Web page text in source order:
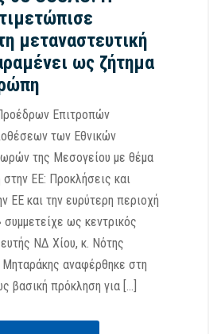
μεταναστευτική
ως ζήτημα
Επιτροπών
των Εθνικών
της Μεσογείου με θέμα
ΕΕ: Προκλήσεις και
ΕΕ και την ευρύτερη περιοχή
ως κεντρικός
ΝΔ Χίου, κ. Νότης
αναφέρθηκε στη
βασική πρόκληση για […]